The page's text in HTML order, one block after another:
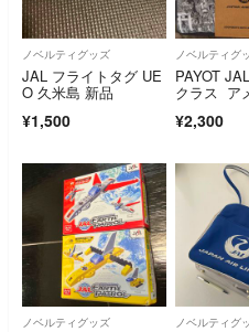
ノベルティグッズ
JAL フライトタグ UE
O 久米島 新品
¥1,500
ノベルティグ
PAYOT
クラス ア
¥2,300
ノベルティグッズ ノベルティグ